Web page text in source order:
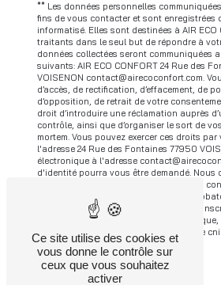
** Les données personnelles
fins de vous contacter et sont enregistrées
informatisé. Elles sont destinées à AIR ECO
traitants dans le seul but de répondre à
données collectées seront communiquées
suivants: AIR ECO CONFORT 24 Rue des
VOISENON contact@airecoconfort.com.
d’accès, de rectification, d’effacement, de
d’opposition, de retrait de votre
droit d’introduire une réclamation auprès
contrôle, ainsi que d’organiser le sort de
mortem. Vous pouvez exercer ces droits
l'adresse 24 Rue des Fontaines 77950
électronique à l'adresse
d'identité pourra vous être demandé. Nous
données pendant la période de prise de
durée de prescription légale aux fins
contentieux. Vous avez le droit de vous
d'opposition au démarchage
adresse:
Bloctel.gouv.fr
. Consultez le site
d’informations sur vos droits.
Ce site utilise des cookies et
vous donne le contrôle sur
ceux que vous souhaitez
activer